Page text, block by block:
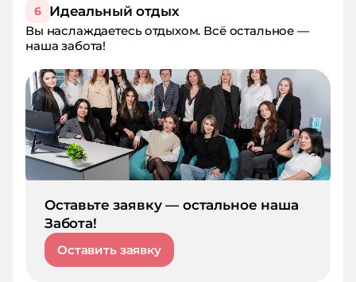
6 Идеальный отдых
Вы наслаждаетесь отдыхом. Всё остальное —
наша забота!
Оставьте заявку — остальное наша
Забота!
Оставить заявку